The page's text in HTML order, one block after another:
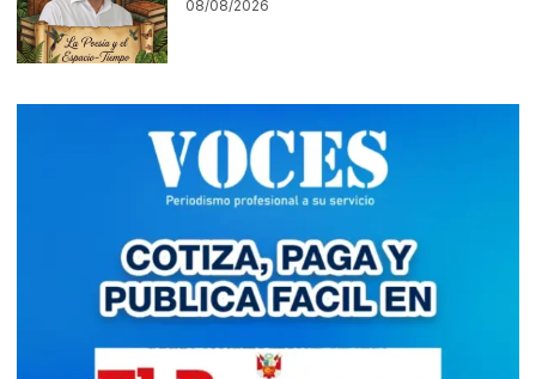
08/08/2026